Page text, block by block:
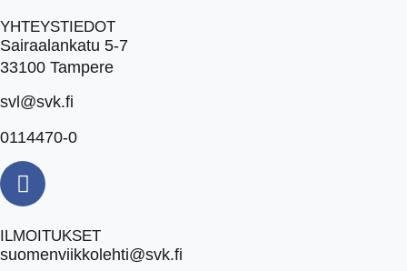
YHTEYSTIEDOT
Sairaalankatu 5-7
33100 Tampere
svl@svk.fi
0114470-0
ILMOITUKSET
suomenviikkolehti@svk.fi